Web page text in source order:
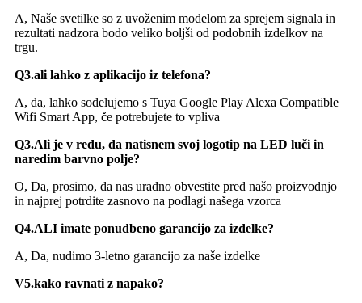
A, Naše svetilke so z uvoženim modelom za sprejem signala in
rezultati nadzora bodo veliko boljši od podobnih izdelkov na
trgu.
Q3.ali lahko z aplikacijo iz telefona?
A, da, lahko sodelujemo s Tuya Google Play Alexa Compatible
Wifi Smart App, če potrebujete to vpliva
Q3.Ali je v redu, da natisnem svoj logotip na LED luči in
naredim barvno polje?
O, Da, prosimo, da nas uradno obvestite pred našo proizvodnjo
in najprej potrdite zasnovo na podlagi našega vzorca
Q4.ALI imate ponudbeno garancijo za izdelke?
A, Da, nudimo 3-letno garancijo za naše izdelke
V5.kako ravnati z napako?